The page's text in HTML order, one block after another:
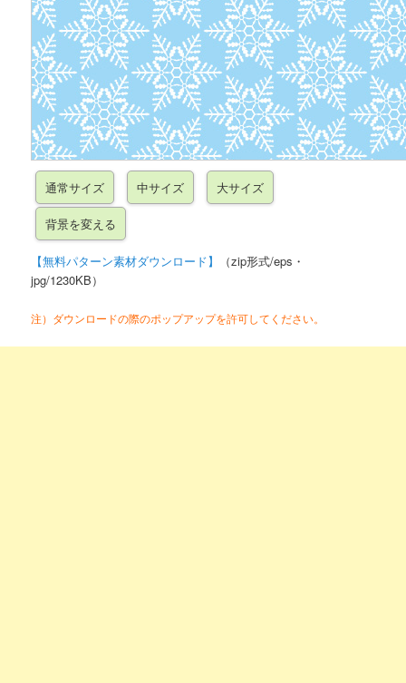
【無料パターン素材ダウンロード】
（zip形式/eps・
jpg/1230KB）
注）ダウンロードの際のポップアップを許可してください。